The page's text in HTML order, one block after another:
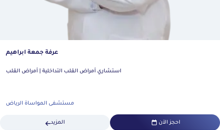
عرفة جمعة ابراهيم
استشاري أمراض القلب التداخلية | أمراض القلب
مستشفى المواساة الرياض
احجز الآن المزيد